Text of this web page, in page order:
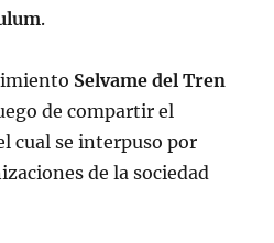
.
Selvame del Tren
de compartir el
cual se interpuso por
de la sociedad